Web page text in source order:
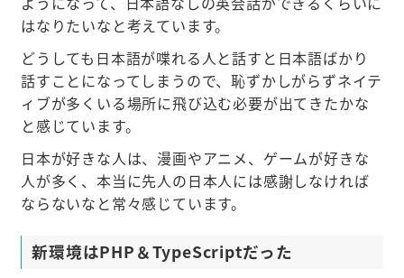
はなりたいなと考えています。
どうしても日本語が喋れる人と話すと日本語ばかり
話すことになってしまうので、恥ずかしがらずネイテ
ィブが多くいる場所に飛び込む必要が出てきたかな
と感じています。
日本が好きな人は、漫画やアニメ、ゲームが好きな
人が多く、本当に先人の日本人には感謝しなければ
ならないなと常々感じています。
新環境はPHP＆TypeScriptだった